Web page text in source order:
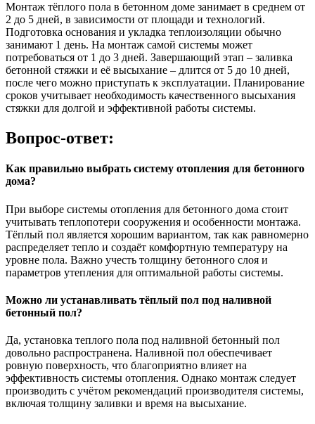
Монтаж тёплого пола в бетонном доме занимает в среднем от
2 до 5 дней, в зависимости от площади и технологий.
Подготовка основания и укладка теплоизоляции обычно
занимают 1 день. На монтаж самой системы может
потребоваться от 1 до 3 дней. Завершающий этап – заливка
бетонной стяжки и её высыхание – длится от 5 до 10 дней,
после чего можно приступать к эксплуатации. Планирование
сроков учитывает необходимость качественного высыхания
стяжки для долгой и эффективной работы системы.
Вопрос-ответ:
Как правильно выбрать систему отопления для бетонного
дома?
При выборе системы отопления для бетонного дома стоит
учитывать теплопотери сооружения и особенности монтажа.
Тёплый пол является хорошим вариантом, так как равномерно
распределяет тепло и создаёт комфортную температуру на
уровне пола. Важно учесть толщину бетонного слоя и
параметров утепления для оптимальной работы системы.
Можно ли устанавливать тёплый пол под наливной
бетонный пол?
Да, установка теплого пола под наливной бетонный пол
довольно распространена. Наливной пол обеспечивает
ровную поверхность, что благоприятно влияет на
эффективность системы отопления. Однако монтаж следует
производить с учётом рекомендаций производителя системы,
включая толщину заливки и время на высыхание.